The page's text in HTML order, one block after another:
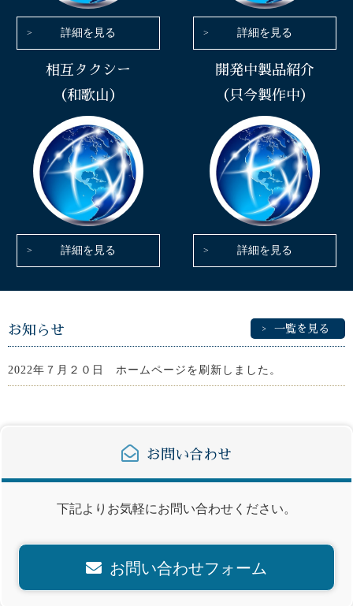
詳細を見る 詳細を見る
相互タクシー
（和歌山）
詳細を見る
開発中製品紹介
（只今製作中）
詳細を見る
お知らせ 一覧を見る
2022年７月２０日 ホームページを刷新しました。
お問い合わせ
下記よりお気軽にお問い合わせください。
お問い合わせフォーム